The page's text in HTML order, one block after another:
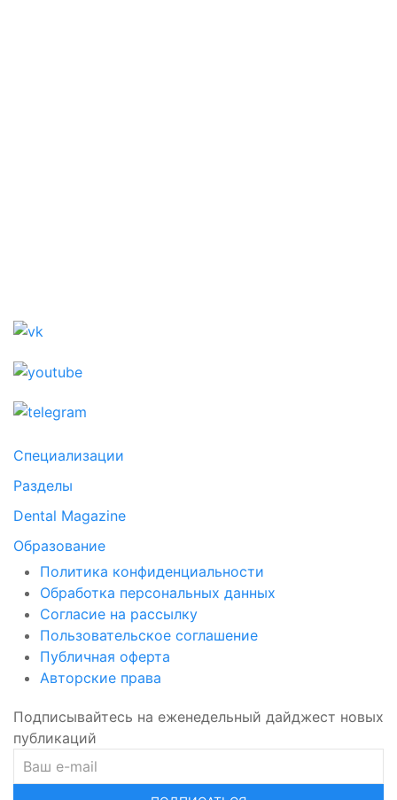
Специализации
Разделы
Dental Magazine
Образование
Политика конфиденциальности
Обработка персональных данных
Согласие на рассылку
Пользовательское соглашение
Публичная оферта
Авторские права
Подписывайтесь на еженедельный дайджест новых
публикаций